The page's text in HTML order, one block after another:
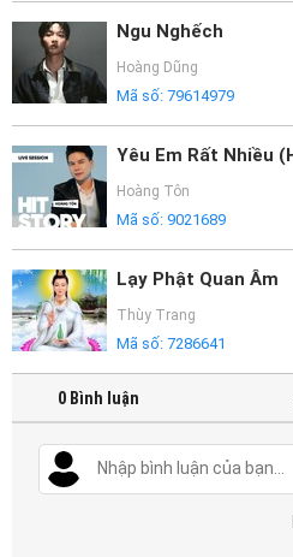
Ngu Nghếch
Hoàng Dũng
Mã số: 79614979
Hoàng Tôn
Mã số: 9021689
Lạy Phật Quan Âm
Thùy Trang
Mã số: 7286641
0 Bình luận